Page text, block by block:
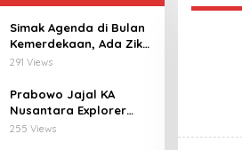
Simak Agenda di Bulan
Kemerdekaan, Ada Zikir
Bersama Hingga
291 Views
Prabowo Jajal KA
Nusantara Explorer
dari Batang ke
255 Views